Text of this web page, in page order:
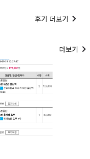
후기 더보기
더보기